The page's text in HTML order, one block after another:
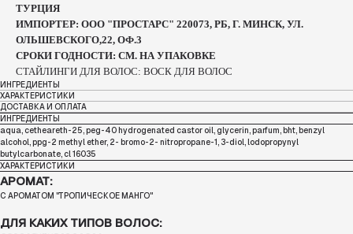
ТУРЦИЯ
ИМПОРТЕР: ООО "ПРОСТАРС" 220073, РБ, Г. МИНСК, УЛ.
ОЛЬШЕВСКОГО,22, ОФ.3
СРОКИ ГОДНОСТИ: СМ. НА УПАКОВКЕ
СТАЙЛИНГИ ДЛЯ ВОЛОС: ВОСК ДЛЯ ВОЛОС
ИНГРЕДИЕНТЫ
ХАРАКТЕРИСТИКИ
ДОСТАВКА И ОПЛАТА
ИНГРЕДИЕНТЫ
aqua, cetheareth-25, peg-40 hydrogenated castor oil, glycerin, parfum, bht, benzyl
alcohol, ppg-2 methyl ether, 2- bromo-2- nitropropane-1, 3-diol, lodopropynyl
butylcarbonate, cl 16035
ХАРАКТЕРИСТИКИ
АРОМАТ:
С АРОМАТОМ "ТРОПИЧЕСКОЕ МАНГО"
ДЛЯ КАКИХ ТИПОВ ВОЛОС: